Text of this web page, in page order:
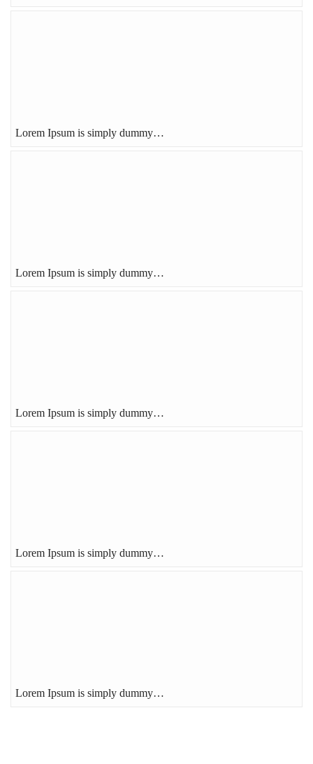
Lorem Ipsum is simply dummy…
Lorem Ipsum is simply dummy…
Lorem Ipsum is simply dummy…
Lorem Ipsum is simply dummy…
Lorem Ipsum is simply dummy…